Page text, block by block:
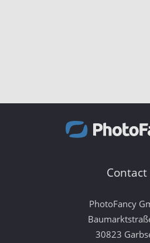
Contact
PhotoFancy
30823